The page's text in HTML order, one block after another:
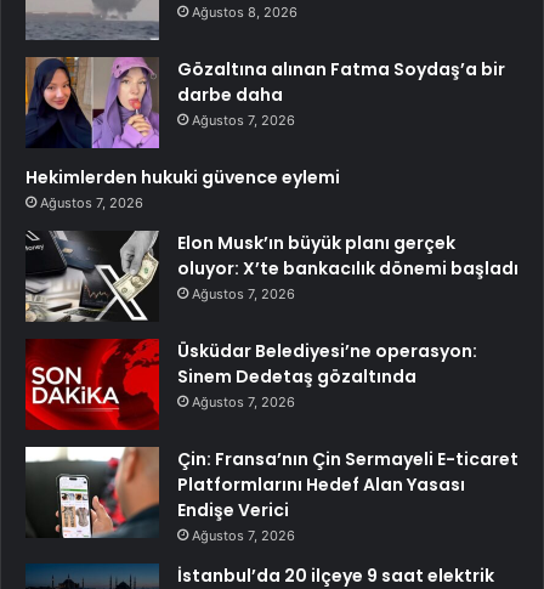
Ağustos 8, 2026
Gözaltına alınan Fatma Soydaş’a bir
darbe daha
Ağustos 7, 2026
Hekimlerden hukuki güvence eylemi
Ağustos 7, 2026
Elon Musk’ın büyük planı gerçek
oluyor: X’te bankacılık dönemi başladı
Ağustos 7, 2026
Üsküdar Belediyesi’ne operasyon:
Sinem Dedetaş gözaltında
Ağustos 7, 2026
Çin: Fransa’nın Çin Sermayeli E-ticaret
Platformlarını Hedef Alan Yasası
Endişe Verici
Ağustos 7, 2026
İstanbul’da 20 ilçeye 9 saat elektrik